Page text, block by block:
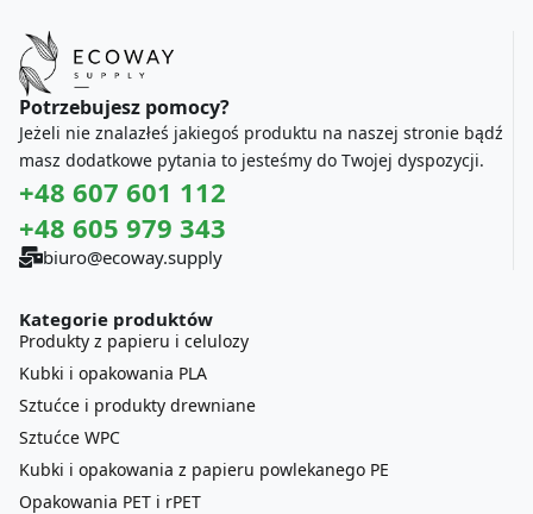
Potrzebujesz pomocy?
Jeżeli nie znalazłeś jakiegoś produktu na naszej stronie bądź
masz dodatkowe pytania to jesteśmy do Twojej dyspozycji.
+48 607 601 112
+48 605 979 343
biuro@ecoway.supply
Kategorie produktów
Produkty z papieru i celulozy
Kubki i opakowania PLA
Sztućce i produkty drewniane
Sztućce WPC
Kubki i opakowania z papieru powlekanego PE
Opakowania PET i rPET